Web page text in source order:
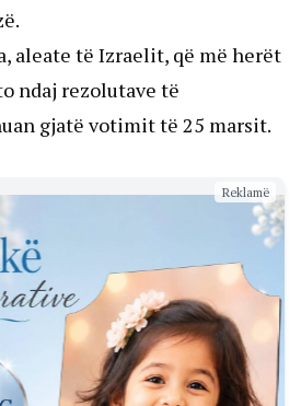
aleate të Izraelit, që më herët
ndaj rezolutave të
gjatë votimit të 25 marsit.
Reklamë